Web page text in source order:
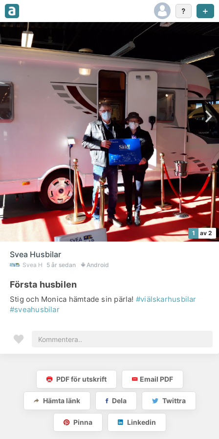
1 av 2
Svea Husbilar
Svea H 5 år sedan Android
Första husbilen
Stig och Monica hämtade sin pärla! #viälskarhusbilar
#sveahusbilar
PDF för utskrift Email PDF
Hämta länk Dela Twittra
Pinna Linkedin